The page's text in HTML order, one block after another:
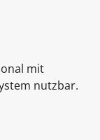
mit
nutzbar.